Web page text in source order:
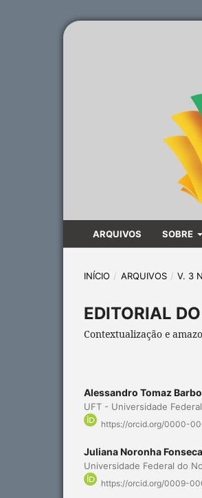
ARQUIVOS SOBRE
INÍCIO / ARQUIVOS / V. 3
EDITORIAL
Contextualização e
Alessandro Tomaz
UFT - Universidade
https://orcid.org/0000-
Juliana Noronha Fonseca
Universidade Federal do
https://orcid.org/0009-